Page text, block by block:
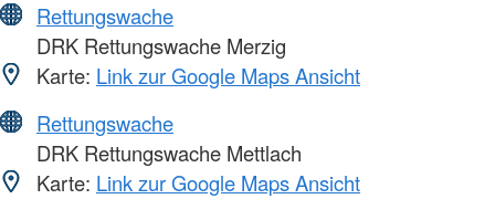
Rettungswache
DRK Rettungswache Merzig
Karte: Link zur Google Maps Ansicht
Rettungswache
DRK Rettungswache Mettlach
Karte: Link zur Google Maps Ansicht